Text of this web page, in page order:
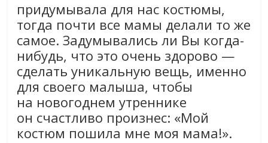
придумывала для нас костюмы,
тогда почти все мамы делали то же
самое. Задумывались ли Вы когда-
нибудь, что это очень здорово —
сделать уникальную вещь, именно
для своего малыша, чтобы
на новогоднем утреннике
он счастливо произнес: «Мой
костюм пошила мне моя мама!».